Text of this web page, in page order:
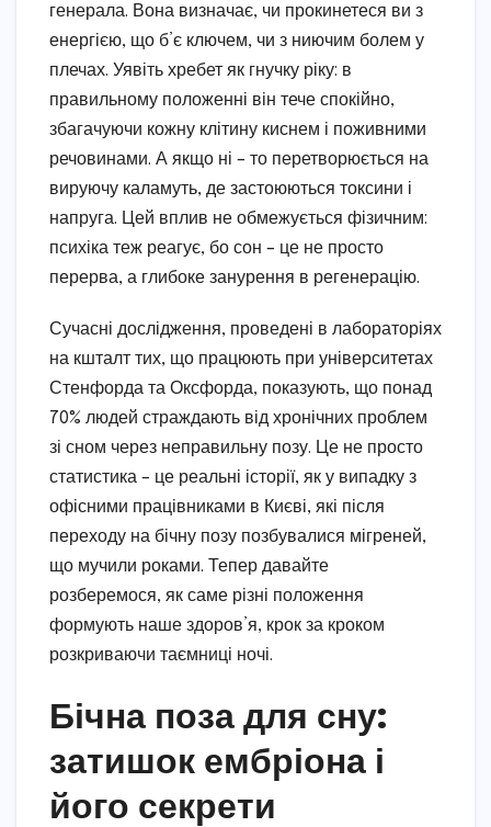
генерала. Вона визначає, чи прокинетеся ви з
енергією, що б’є ключем, чи з ниючим болем у
плечах. Уявіть хребет як гнучку ріку: в
правильному положенні він тече спокійно,
збагачуючи кожну клітину киснем і поживними
речовинами. А якщо ні – то перетворюється на
вируючу каламуть, де застоюються токсини і
напруга. Цей вплив не обмежується фізичним:
психіка теж реагує, бо сон – це не просто
перерва, а глибоке занурення в регенерацію.
Сучасні дослідження, проведені в лабораторіях
на кшталт тих, що працюють при університетах
Стенфорда та Оксфорда, показують, що понад
70% людей страждають від хронічних проблем
зі сном через неправильну позу. Це не просто
статистика – це реальні історії, як у випадку з
офісними працівниками в Києві, які після
переходу на бічну позу позбувалися мігреней,
що мучили роками. Тепер давайте
розберемося, як саме різні положення
формують наше здоров’я, крок за кроком
розкриваючи таємниці ночі.
Бічна поза для сну:
затишок ембріона і
його секрети